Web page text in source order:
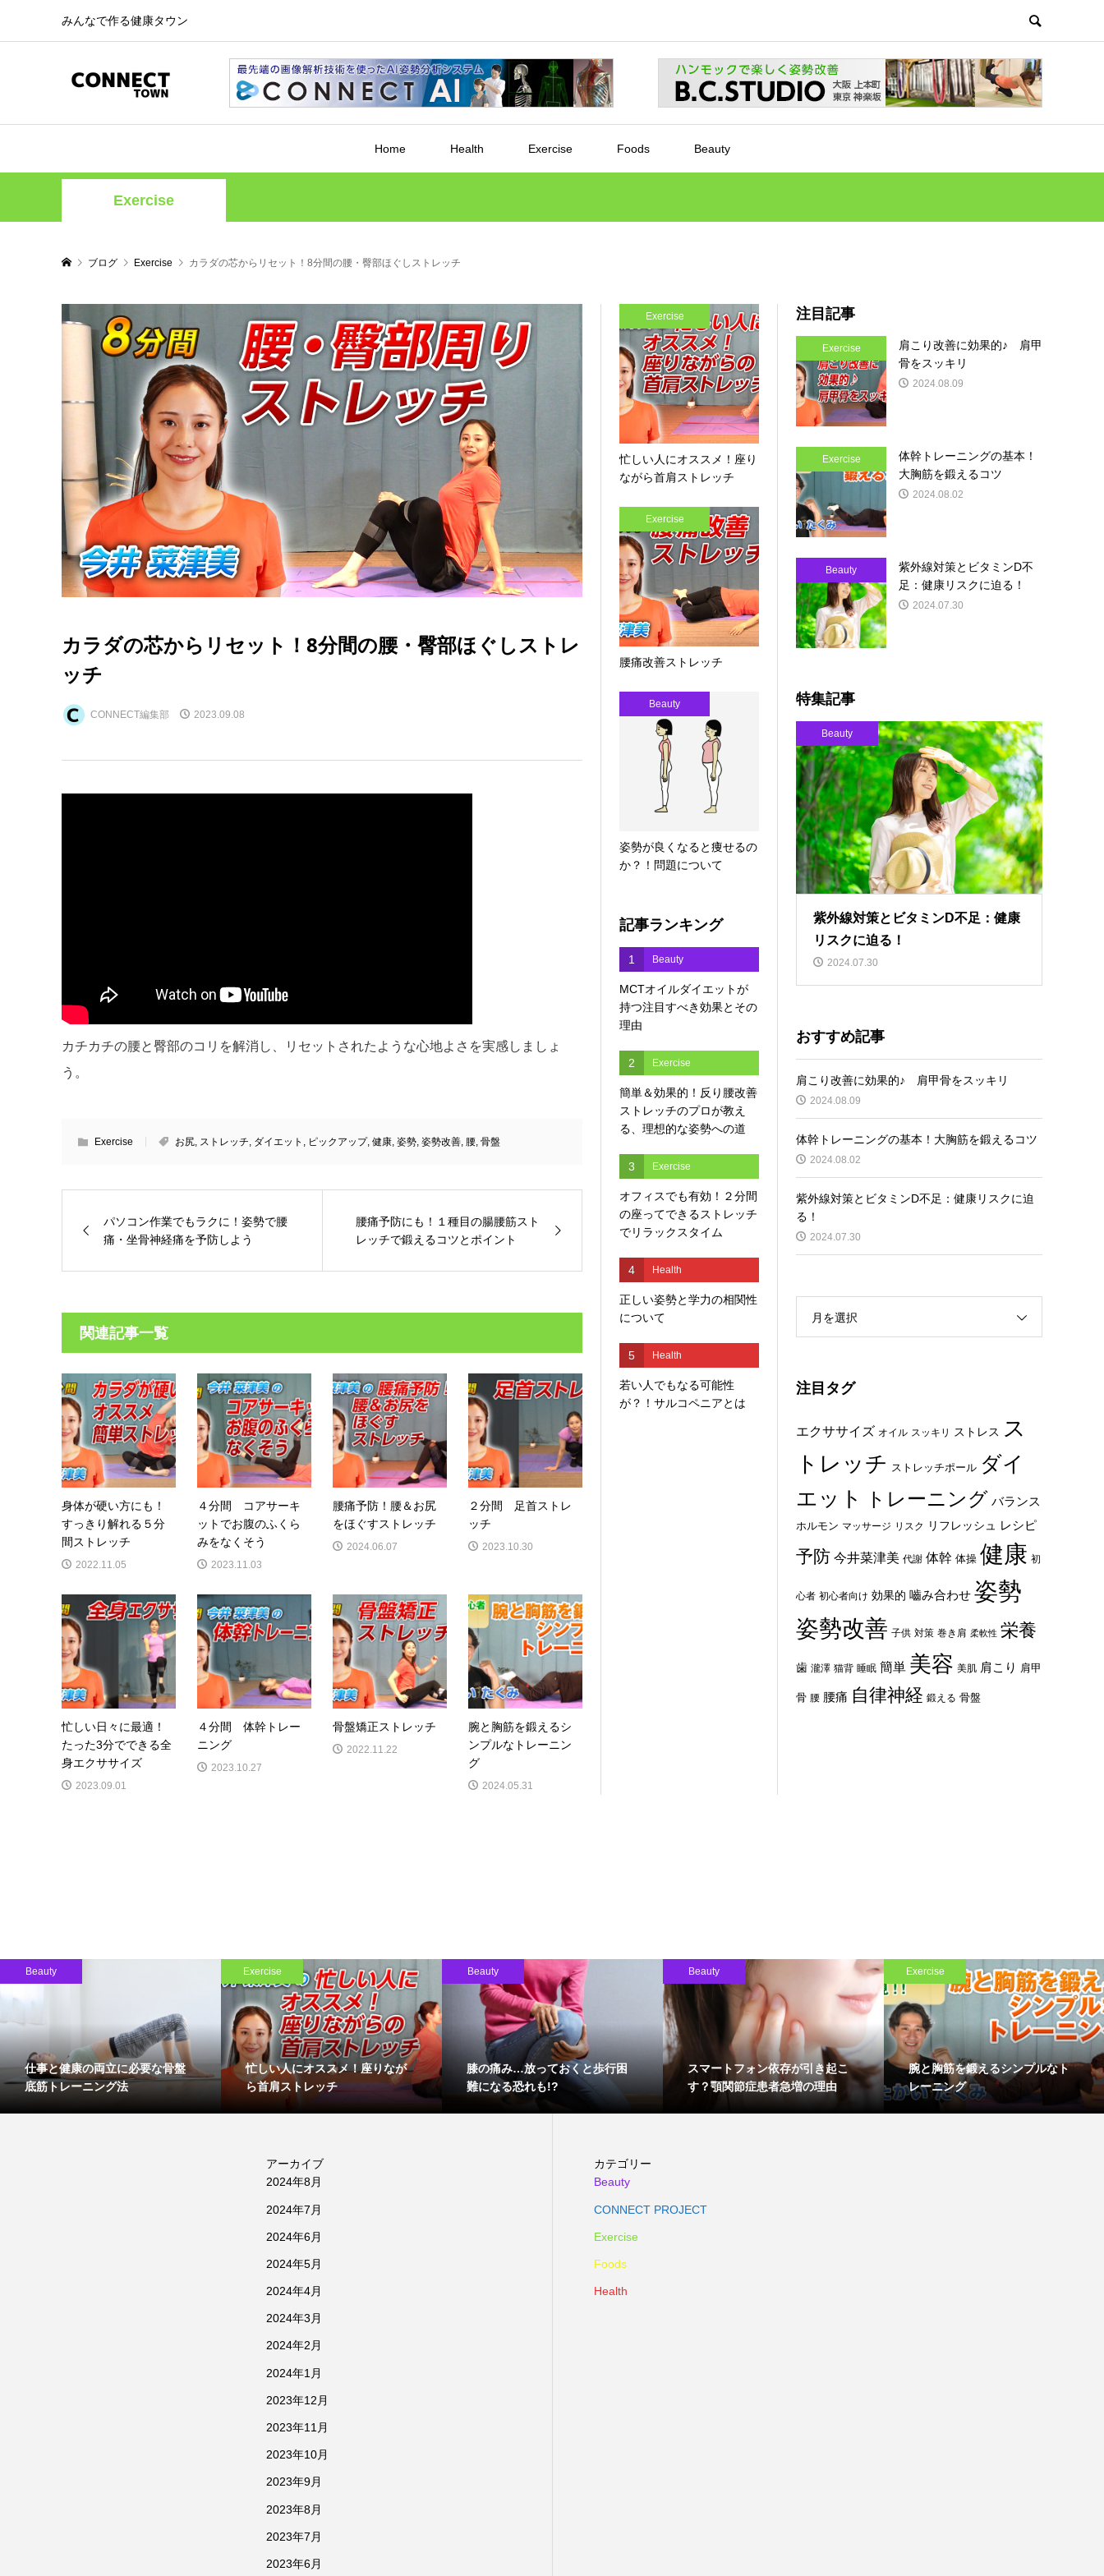
みんなで作る健康タウン
Home Health Exercise Foods Beauty
Exercise
ブログ Exercise カラダの芯からリセット！8分間の腰・臀部ほぐしストレッチ
カラダの芯からリセット！8分間の腰・臀部ほぐしストレ
ッチ
CONNECT編集部 2023.09.08
カチカチの腰と臀部のコリを解消し、リセットされたような心地よさを実感しましょ
う。
Exercise お尻, ストレッチ, ダイエット , ピックアップ, 健康, 姿勢, 姿勢改善, 腰, 骨盤
パソコン作業でもラクに！姿勢で腰
痛・坐骨神経痛を予防しよう
腰痛予防にも！１種目の腸腰筋スト
レッチで鍛えるコツとポイント
関連記事一覧
身体が硬い方にも！
すっきり解れる５分
間ストレッチ
2022.11.05
４分間 コアサーキ
ットでお腹のふくら
みをなくそう
2023.11.03
腰痛予防！腰＆お尻
をほぐすストレッチ
2024.06.07
２分間 足首ストレ
ッチ
2023.10.30
忙しい日々に最適！
たった3分でできる全
身エクササイズ
2023.09.01
４分間 体幹トレー
ニング
2023.10.27
骨盤矯正ストレッチ
2022.11.22
腕と胸筋を鍛えるシ
ンプルなトレーニン
グ
2024.05.31
Exercise
忙しい人にオススメ！座り
ながら首肩ストレッチ
Exercise
腰痛改善ストレッチ
Beauty
姿勢が良くなると痩せるの
か？！問題について
記事ランキング
1 Beauty
MCTオイルダイエットが
持つ注目すべき効果とその
理由
2 Exercise
簡単＆効果的！反り腰改善
ストレッチのプロが教え
る、理想的な姿勢への道
3 Exercise
オフィスでも有効！２分間
の座ってできるストレッチ
でリラックスタイム
4 Health
正しい姿勢と学力の相関性
について
5 Health
若い人でもなる可能性
が？！サルコペニアとは
注目記事
Exercise
肩こり改善に効果的♪ 肩甲
骨をスッキリ
2024.08.09
Exercise
体幹トレーニングの基本！
大胸筋を鍛えるコツ
2024.08.02
Beauty
紫外線対策とビタミンD不
足：健康リスクに迫る！
2024.07.30
特集記事
Beauty
紫外線対策とビタミンD不足：健康
リスクに迫る！
2024.07.30
おすすめ記事
肩こり改善に効果的♪ 肩甲骨をスッキリ
2024.08.09
体幹トレーニングの基本！大胸筋を鍛えるコツ
2024.08.02
紫外線対策とビタミンD不足：健康リスクに迫
る！
2024.07.30
月を選択
注目タグ
エクササイズ オイル スッキリ ストレス
ス
トレッチ ストレッチポール ダイ
エット
トレーニング バランス
ホルモン マッサージ リスク リフレッシュ レシピ
予防 今井菜津美 代謝 体幹 体操 健康 初
心者 初心者向け 効果的 嚙み合わせ 姿勢
姿勢改善 子供 対策 巻き肩 柔軟性 栄養
歯 瀧澤 猫背 睡眠 簡単 美容 美肌 肩こり 肩甲
骨 腰 腰痛 自律神経 鍛える 骨盤
Beauty
仕事と健康の両立に必要な骨盤
底筋トレーニング法
Exercise
忙しい人にオススメ！座りなが
ら首肩ストレッチ
Beauty
膝の痛み…放っておくと歩行困
難になる恐れも!?
Beauty
スマートフォン依存が引き起こ
す？顎関節症患者急増の理由
Exercise
腕と胸筋を鍛えるシンプルなト
レーニング
アーカイブ
2024年8月
2024年7月
2024年6月
2024年5月
2024年4月
2024年3月
2024年2月
2024年1月
2023年12月
2023年11月
2023年10月
2023年9月
2023年8月
2023年7月
2023年6月
カテゴリー
Beauty
CONNECT PROJECT
Exercise
Foods
Health